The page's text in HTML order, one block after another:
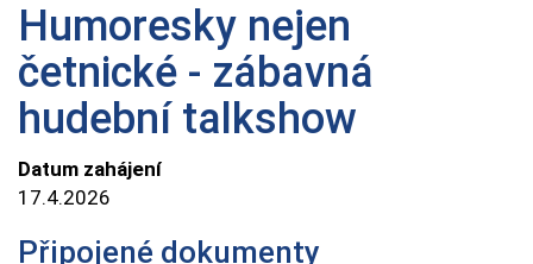
Humoresky nejen
četnické - zábavná
hudební talkshow
Datum zahájení
17.4.2026
Připojené dokumenty